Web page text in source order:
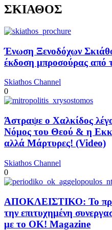
ΣΚΙΑΘΟΣ
Ένωση Ξενοδόχων
έκδοση μπροσούρας από
Skiathos Channel
0
Άστραψε ο Χαλκίδος
Νόμος του Θεού & η
αλλά Μάρτυρες! (Video)
Skiathos Channel
0
ΑΠΟΚΛΕΙΣΤΙΚΟ: Το
την επιτυχημένη
με το OK! Magazine